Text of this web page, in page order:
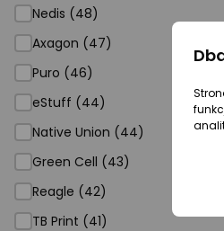
Nedis (48)
Axagon (47)
Puro (46)
eStuff (44)
Native Union (44)
Green Cell (43)
Reagle (42)
TB Print (41)